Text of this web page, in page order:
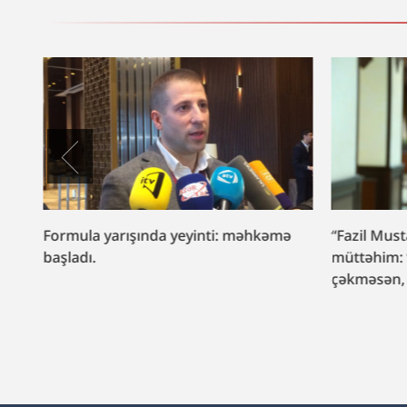
Formula yarışında yeyinti: məhkəmə
başladı.
“Fazil
müttəhim: